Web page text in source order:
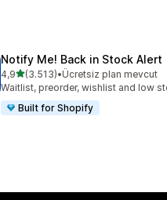
Notify Me! Back in Stock Alert
4,95 yıldız üzerinden
(3.513)
toplam 3513 değerlendirme
•Ücretsiz plan mevcut
Waitlist, preorder, wishlist and low
Built for Shopify